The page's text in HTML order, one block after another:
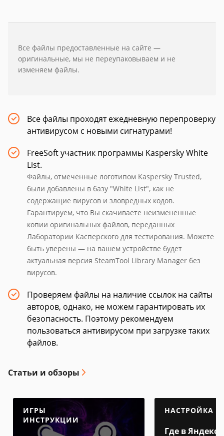
Все файлы предоставленные на сайте —
оригинальные, мы не переупаковываем и не
изменяем файлы.
Все файлы проходят ежедневную перепроверку
антивирусом с новыми сигнатурами!
FreeSoft участник программы Kaspersky White
List.
Файлы, отмеченные логотипом Kaspersky Trusted,
были добавлены в базу "White List", как не
содержащие вирусов и зловредных кодов.
Гарантируем, что Вы скачиваете неизмененные
копии оригинальных файлов, переданных
Лаборатории Касперского для тестирования. Можете
быть уверены — на вашем устройстве будет
актуальная версия SteamTool Library Manager без
вирусов.
Проверяем файлы на наличие ссылок на сайты
авторов, однако, не можем гарантировать их
безопасность. Поэтому рекомендуем
пользоваться антивирусом при загрузке таких
файлов.
Статьи и обзоры
ИГРЫ
ИНСТРУКЦИИ
НАСТРОЙКА
Где в Яндекс